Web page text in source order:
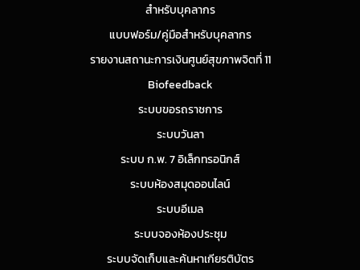
สำหรับบุคลากร
แบบฟอร์ม/คู่มือสำหรับบุคลากร
รายงานสถานะการเงินศูนย์สุขภาพจิตที่ 11
Biofeedback
ระบบขอรถราชการ
ระบบวันลา
ระบบ ก.พ. 7 อิเล็กทรอนิกส์
ระบบห้องสมุดออนไลน์
ระบบอีเมล
ระบบจองห้องประชุม
ระบบจัดเก็บและค้นหาเกียรติบัตร